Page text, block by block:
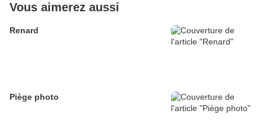
Vous aimerez aussi
Renard
Piège photo